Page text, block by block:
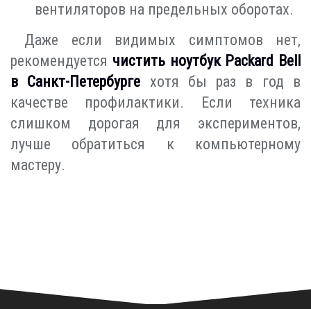
вентиляторов на предельных оборотах.
Даже если видимых симптомов нет,
рекомендуется чистить ноутбук Packard Bell
в Санкт-Петербурге хотя бы раз в год в
качестве профилактики. Если техника
слишком дорогая для экспериментов,
лучше обратиться к компьютерному
мастеру.